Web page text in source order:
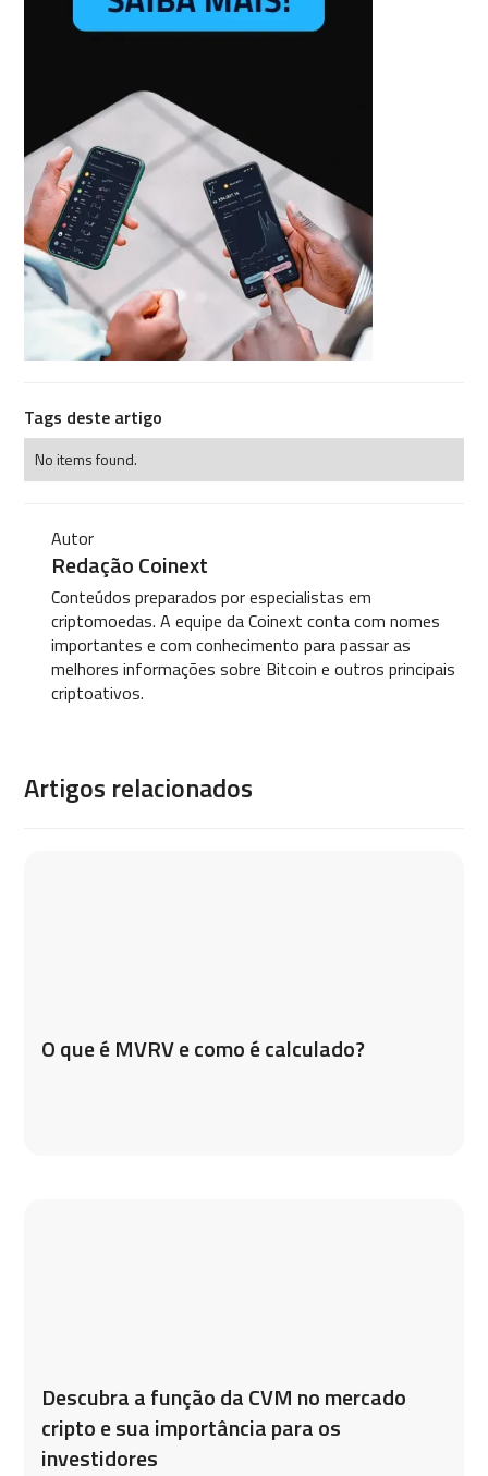
Tags deste artigo
No items found.
Autor
Redação Coinext
Conteúdos preparados por especialistas em
criptomoedas. A equipe da Coinext conta com nomes
importantes e com conhecimento para passar as
melhores informações sobre Bitcoin e outros principais
criptoativos.
Artigos relacionados
O que é MVRV e como é calculado?
Descubra a função da CVM no mercado
cripto e sua importância para os
investidores